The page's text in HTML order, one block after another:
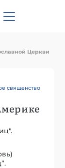
Церкви
священство